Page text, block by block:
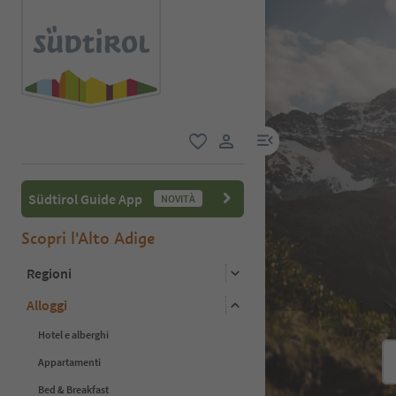
user link
menu link
Südtirol Guide App NOVITÀ
Scopri l'Alto Adige
Regioni
Alloggi
Hotel e alberghi
Appartamenti
Bed & Breakfast